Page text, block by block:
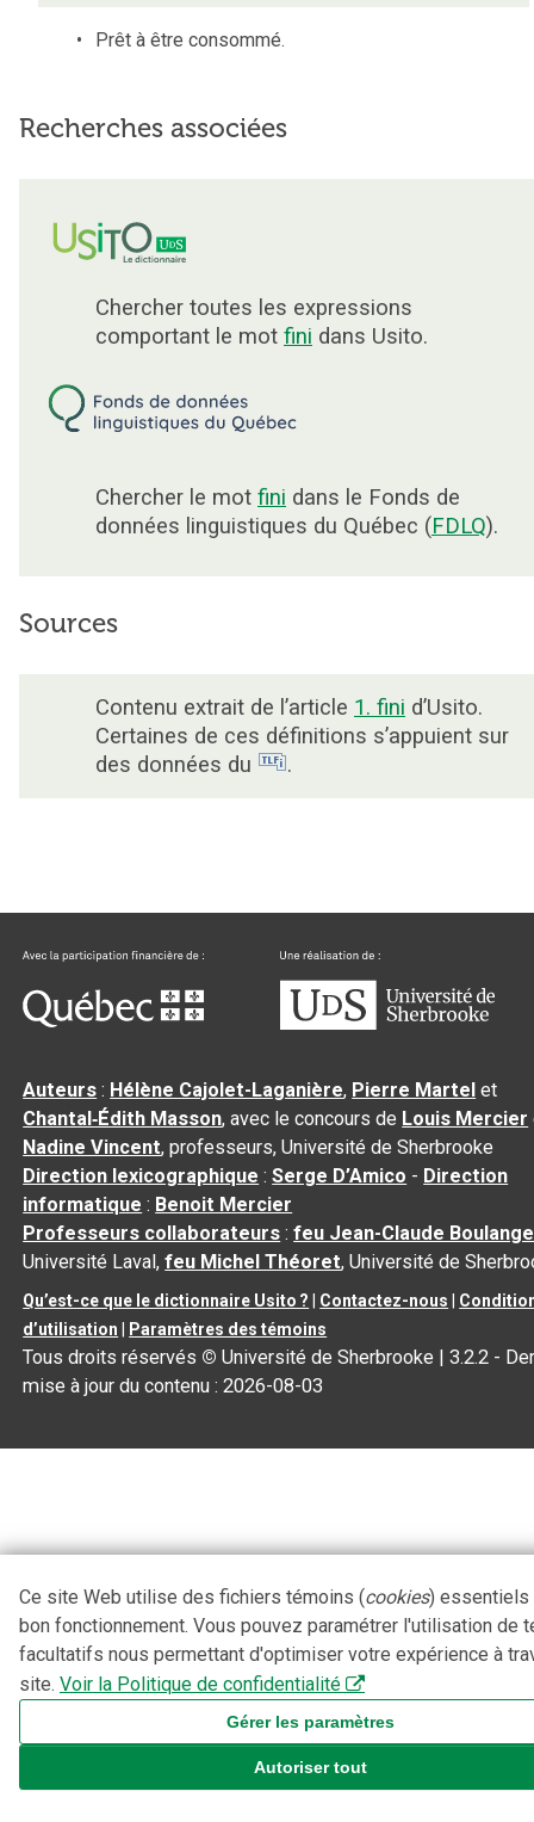
Prêt à être consommé.
Recherches associées
Chercher toutes les expressions
comportant le mot fini dans Usito.
Chercher le mot fini dans le Fonds de
données linguistiques du Québec (FDLQ).
Sources
Contenu extrait de l’article 1. fini d’Usito.
Certaines de ces définitions s’appuient sur
des données du
.
Auteurs : Hélène Cajolet-Laganière, Pierre Martel et
Chantal‑Édith Masson, avec le concours de Louis Mercier
Nadine Vincent, professeurs, Université de Sherbrooke
Direction lexicographique :Serge D’Amico - Direction
informatique : Benoit Mercier
Professeurs collaborateurs :feu Jean-Claude
Université Laval,feu Michel Théoret, Université de
Qu’est-ce que le dictionnaire Usito ? Contactez-nous
d’utilisation
Paramètres des témoins
Tous droits réservés © Université de Sherbrooke |3.2.2 -
mise à jour du contenu :2026-08-03
Ce site Web utilise des fichiers témoins (cookies) essentiels
bon fonctionnement. Vous pouvez paramétrer l'utilisation de
facultatifs nous permettant d'optimiser votre expérience à
site. Voir la Politique de confidentialité
Gérer les paramètres
Autoriser tout